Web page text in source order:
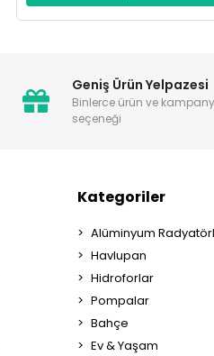
Geniş Ürün Yelpazesi
Binlerce ürün ve
seçeneği
Kategoriler
Alüminyum
Havlupan
Hidroforlar
Pompalar
Bahçe
Ev & Yaşam